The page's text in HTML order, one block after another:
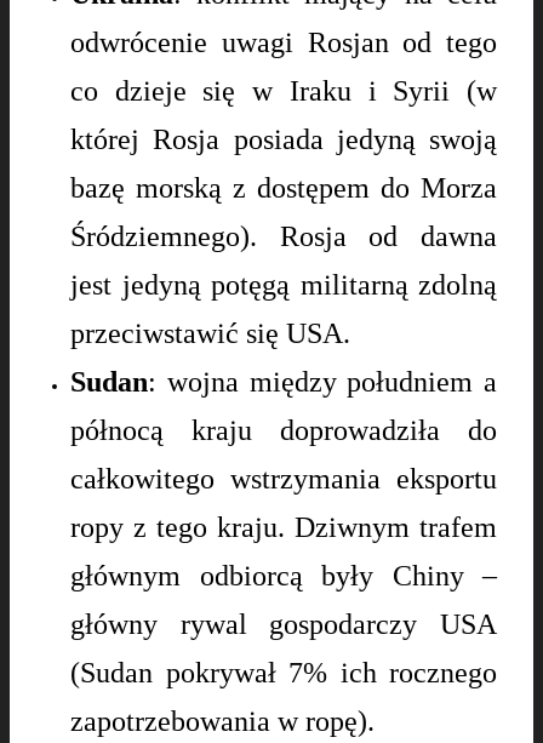
odwrócenie uwagi Rosjan od tego
co dzieje się w Iraku i Syrii (w
której Rosja posiada jedyną swoją
bazę morską z dostępem do Morza
Śródziemnego). Rosja od dawna
jest jedyną potęgą militarną zdolną
przeciwstawić się USA.
Sudan: wojna między południem a
północą kraju doprowadziła do
całkowitego wstrzymania eksportu
ropy z tego kraju. Dziwnym trafem
głównym odbiorcą były Chiny –
główny rywal gospodarczy USA
(Sudan pokrywał 7% ich rocznego
zapotrzebowania w ropę).